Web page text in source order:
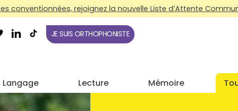
conventionnées, rejoignez la nouvelle Liste d’Attente
JE SUIS ORTHOPHONISTE
Langage Lecture Mémoire